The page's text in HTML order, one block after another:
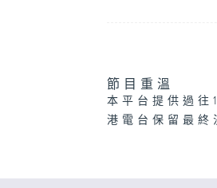
節目重溫
本平台提供過往
港電台保留最終